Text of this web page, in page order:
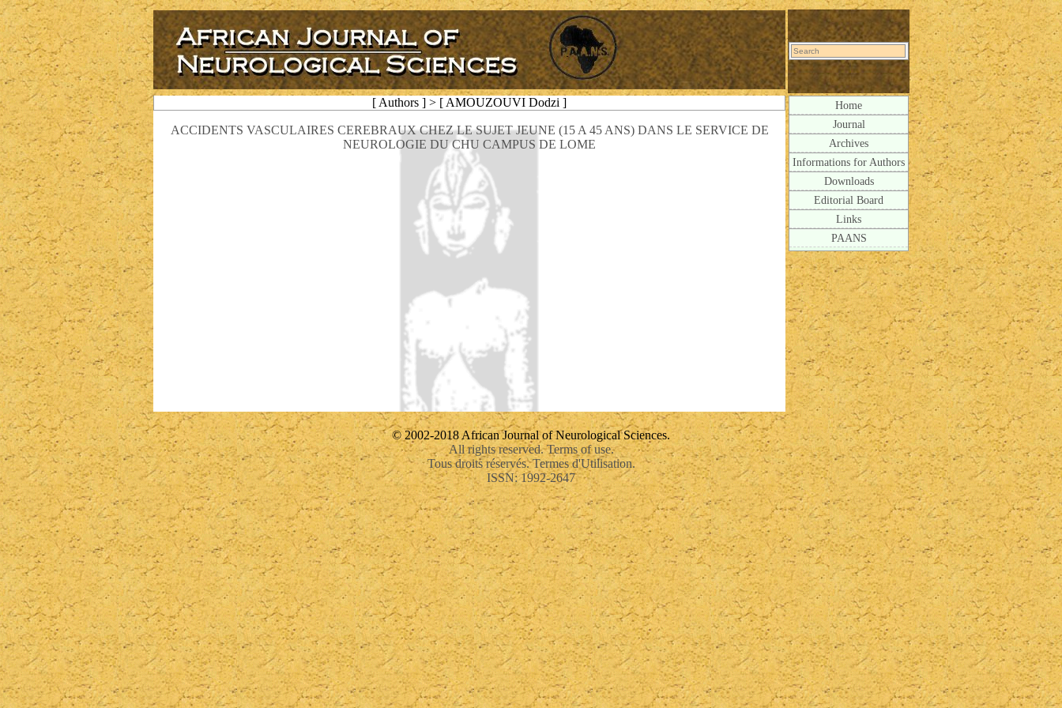
[ Authors ] > [ AMOUZOUVI Dodzi ]
ACCIDENTS VASCULAIRES CEREBRAUX CHEZ LE SUJET JEUNE (15 A 45 ANS) DANS LE SERVICE DE
NEUROLOGIE DU CHU CAMPUS DE LOME
Home
Journal
Archives
Informations for Authors
Downloads
Editorial Board
Links
PAANS
© 2002-2018 African Journal of Neurological Sciences.
All rights reserved. Terms of use.
Tous droits réservés. Termes d'Utilisation.
ISSN: 1992-2647